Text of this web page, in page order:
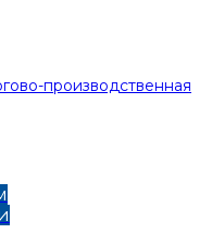
производственная